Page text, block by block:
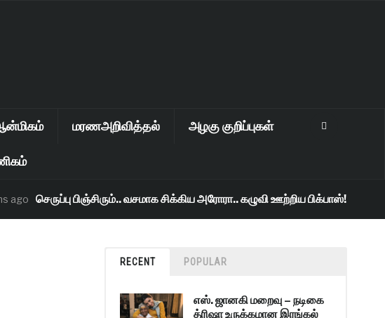
மரணஅறிவித்தல் அழகு குறிப்புகள்
செருப்பு பிஞ்சிரும்.. வசமாக சிக்கிய அரோரா.. கழுவி ஊற்றிய பிக்பாஸ்!
RECENT POPULAR
எஸ். ஜானகி மறைவு – நடிகை
த்ரிஷா உருக்கமான இரங்கல்